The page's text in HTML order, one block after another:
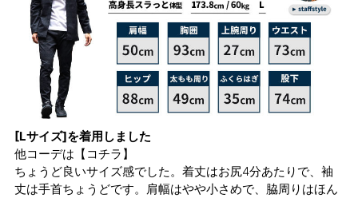
[Lサイズ]を着用しました
他コーデは 【コチラ】
ちょうど良いサイズ感でした。着丈はお尻4分あたりで、袖
丈は手首ちょうどです。肩幅はやや小さめで、脇周りはほん